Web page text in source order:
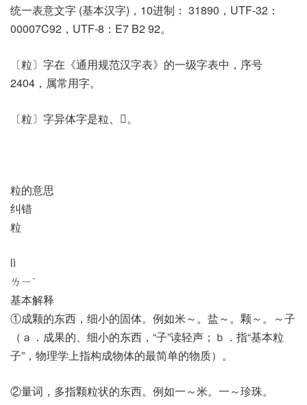
统一表意文字 (基本汉字)，10进制： 31890，UTF-32：
00007C92，UTF-8：E7 B2 92。
〔粒〕字在《通用规范汉字表》的一级字表中，序号
2404，属常用字。
〔粒〕字异体字是粒、𩚷。
粒的意思
纠错
粒
lì
ㄌㄧˋ
基本解释
①成颗的东西，细小的固体。例如米～。盐～。颗～。～子
（ａ．成果的、细小的东西，“子”读轻声；ｂ．指“基本粒
子”，物理学上指构成物体的最简单的物质）。
②量词，多指颗粒状的东西。例如一～米。一～珍珠。